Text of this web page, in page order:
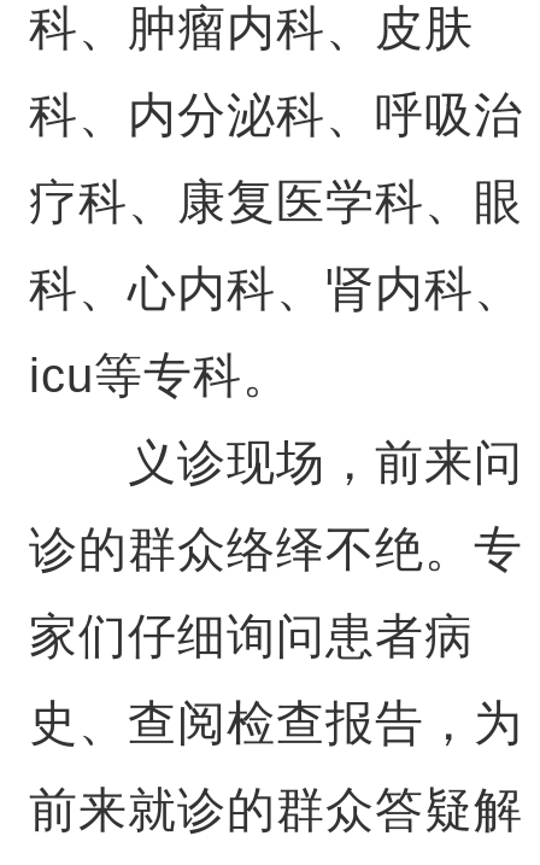
科、肿瘤内科、皮肤
科、内分泌科、呼吸治
疗科、康复医学科、眼
科、心内科、肾内科、
icu等专科。
义诊现场，前来问
诊的群众络绎不绝。专
家们仔细询问患者病
史、查阅检查报告，为
前来就诊的群众答疑解